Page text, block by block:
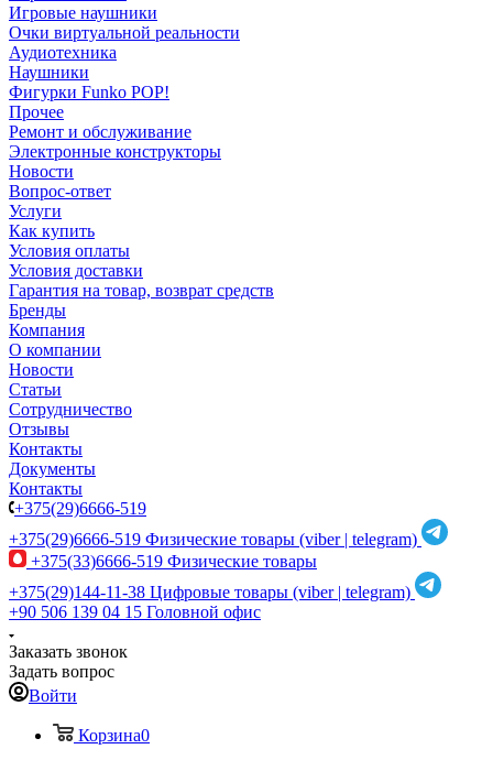
Игровые наушники
Очки виртуальной реальности
Аудиотехника
Наушники
Фигурки Funko POP!
Прочее
Ремонт и обслуживание
Электронные конструкторы
Новости
Вопрос-ответ
Услуги
Как купить
Условия оплаты
Условия доставки
Гарантия на товар, возврат средств
Бренды
Компания
О компании
Новости
Статьи
Сотрудничество
Отзывы
Контакты
Документы
Контакты
+375(29)6666-519
+375(29)6666-519 Физические товары (viber | telegram)
+375(33)6666-519 Физические товары
+375(29)144-11-38 Цифровые товары (viber | telegram)
+90 506 139 04 15 Головной офис
Заказать звонок
Задать вопрос
Войти
Корзина0